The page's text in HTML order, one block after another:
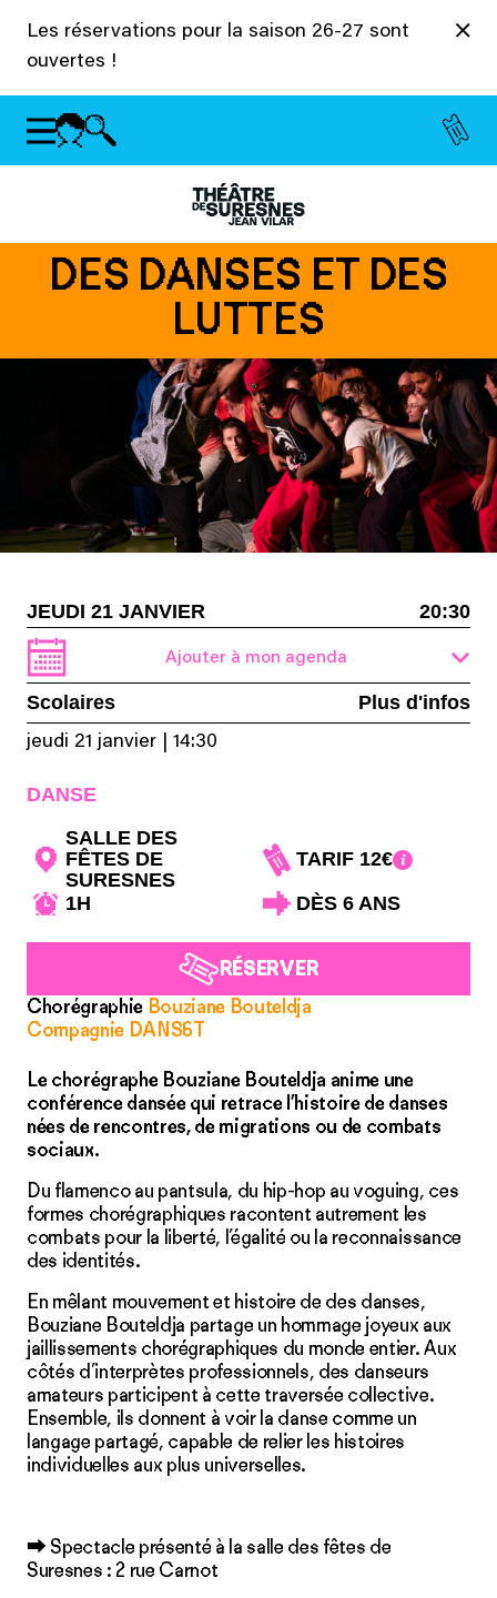
Les réservations pour la saison 26-27 sont
ouvertes !
DES DANSES ET DES
LUTTES
JEUDI 21 JANVIER 20:30
Ajouter à mon agenda
Scolaires Plus d'infos
jeudi 21 janvier 14:30
DANSE
SALLE DES
FÊTES DE
SURESNES
TARIF 12€
1H
DÈS 6 ANS
RÉSERVER
Chorégraphie Bouziane Bouteldja
Compagnie DANS6T
Le chorégraphe Bouziane Bouteldja anime une
conférence dansée qui retrace l’histoire de danses
nées de rencontres, de migrations ou de combats
sociaux.
Du flamenco au pantsula, du hip-hop au voguing, ces
formes chorégraphiques racontent autrement les
combats pour la liberté, l’égalité ou la reconnaissance
des identités.
En mêlant mouvement et histoire de des danses,
Bouziane Bouteldja partage un hommage joyeux aux
jaillissements chorégraphiques du monde entier. Aux
côtés d’interprètes professionnels, des danseurs
amateurs participent à cette traversée collective.
Ensemble, ils donnent à voir la danse comme un
langage partagé, capable de relier les histoires
individuelles aux plus universelles.
⮕ Spectacle présenté à la salle des fêtes de
Suresnes : 2 rue Carnot